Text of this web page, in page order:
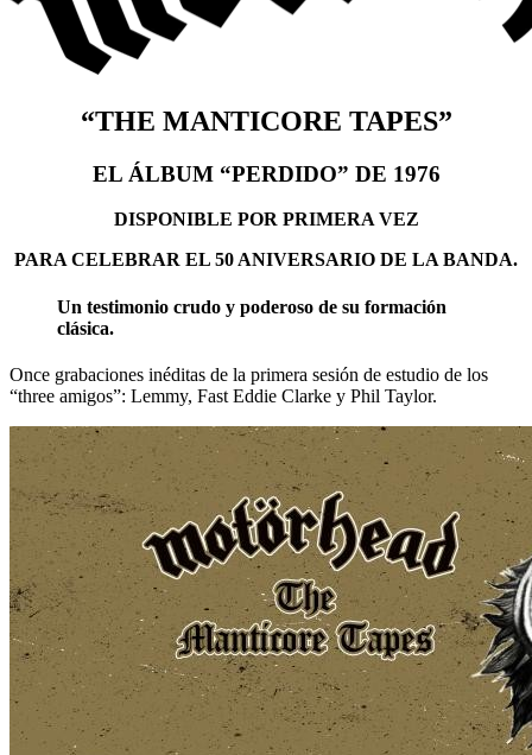
“THE MANTICORE TAPES”
EL ÁLBUM “PERDIDO” DE 1976
DISPONIBLE POR PRIMERA VEZ
PARA CELEBRAR EL 50 ANIVERSARIO DE LA BANDA.
Un testimonio crudo y poderoso de su formación
clásica.
Once grabaciones inéditas de la primera sesión de estudio de los
“three amigos”: Lemmy, Fast Eddie Clarke y Phil Taylor.